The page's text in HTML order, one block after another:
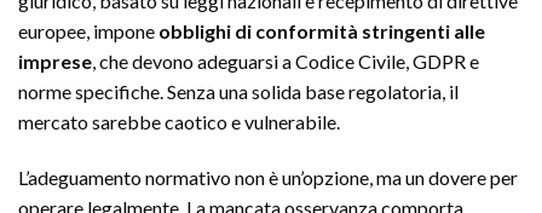
europee, impone obblighi di conformità stringenti alle
imprese, che devono adeguarsi a Codice Civile, GDPR e
norme specifiche. Senza una solida base regolatoria, il
mercato sarebbe caotico e vulnerabile.
L’adeguamento normativo non è un’opzione, ma un dovere per
operare legalmente. La mancata osservanza comporta